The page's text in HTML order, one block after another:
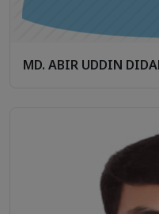
MD. ABIR UDDIN